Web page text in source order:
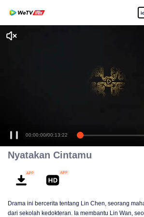
00:00:00/00:13:22
Nyatakan Cintamu
Drama ini bercerita tentang Lin Chen, seorang
dari sekolah kedokteran. Ia membantu Lin Wan,